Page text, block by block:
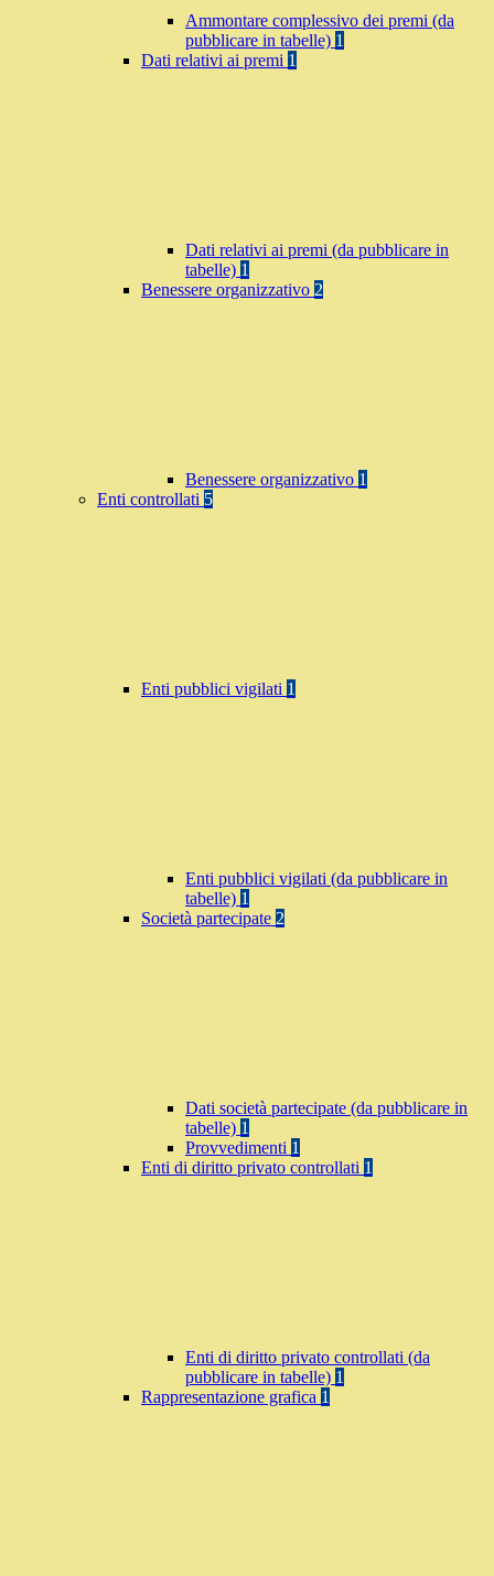
Ammontare complessivo dei premi (da
pubblicare in tabelle) 1
Dati relativi ai premi 1
Dati relativi ai premi (da pubblicare in
tabelle) 1
Benessere organizzativo 2
Benessere organizzativo 1
Enti controllati 5
Enti pubblici vigilati 1
Enti pubblici vigilati (da pubblicare in
tabelle) 1
Società partecipate 2
Dati società partecipate (da pubblicare in
tabelle) 1
Provvedimenti 1
Enti di diritto privato controllati 1
Enti di diritto privato controllati (da
pubblicare in tabelle) 1
Rappresentazione grafica 1